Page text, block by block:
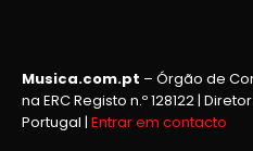
Musica.com.pt – Órgão de
na ERC Registo n.º 128122 |
Portugal | Entrar em contacto